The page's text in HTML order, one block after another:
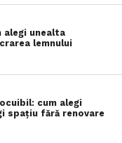
alegi unealta
lemnului
cum alegi
spațiu fără renovare